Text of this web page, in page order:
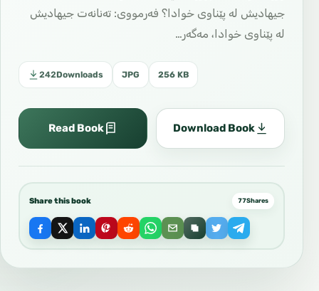
جیهادیش له‌ پێناوى خوادا؟ فه‌رمووی: ته‌نانه‌ت جیهادیش
له‌ پێناوی خوادا، مه‌گه‌ر…
242Downloads JPG 256 KB
Read Book Download Book
Share this book 77Shares